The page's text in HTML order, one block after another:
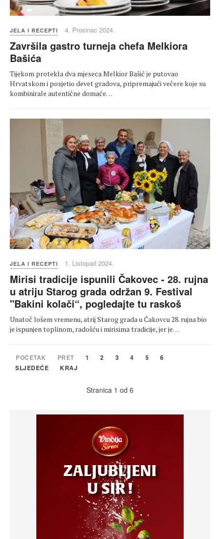
JELA I RECEPTI 4. Prosinac 2024.
Završila gastro turneja chefa Melkiora
Bašića
Tijekom protekla dva mjeseca Melkior Bašić je putovao
Hrvatskom i posjetio devet gradova, pripremajući večere koje su
kombinirale autentične domaće…
JELA I RECEPTI 1. Listopad 2024.
Mirisi tradicije ispunili Čakovec - 28. rujna
u atriju Starog grada održan 9. Festival
"Bakini kolači“, pogledajte tu raskoš
Unatoč lošem vremenu, atrij Starog grada u Čakovcu 28. rujna bio
je ispunjen toplinom, radošću i mirisima tradicije, jer je…
POČETAK PRET 1 2 3 4 5
6
SLJEDEĆE
KRAJ
Stranica 1 od 6